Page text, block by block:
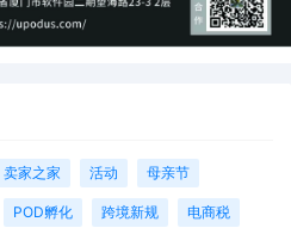
卖家之家 活动 母亲节
POD孵化 跨境新规 电商税